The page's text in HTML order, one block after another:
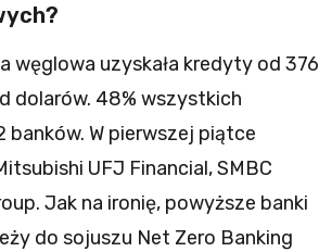
węglowa uzyskała kredyty od 376
dolarów. 48% wszystkich
W pierwszej piątce
UFJ Financial, SMBC
Jak na ironię, powyższe banki
do sojuszu Net Zero Banking